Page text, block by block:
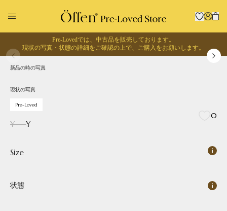
Pre-Lovedでは、中古品を販売しております。
現状の写真・状態の詳細をご確認の上で、 ご購入をお願いします。
現状の写真
新品の時の写真
現状の写真
Pre-Loved
0
¥---¥
Size
状態